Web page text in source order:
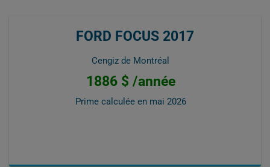
FORD FOCUS 2017
Cengiz de Montréal
1886 $ /année
Prime calculée en mai 2026